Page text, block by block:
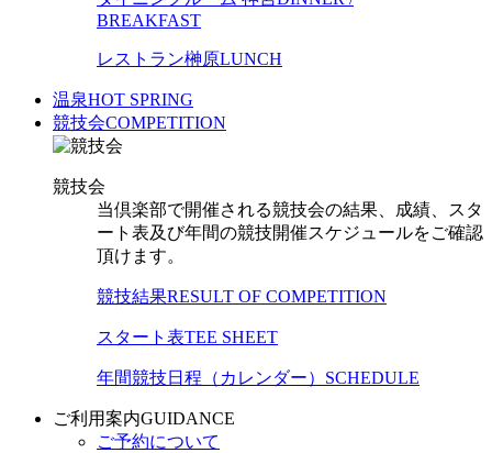
BREAKFAST
レストラン榊原LUNCH
温泉HOT SPRING
競技会COMPETITION
競技会
当倶楽部で開催される競技会の結果、成績、スタ
ート表及び年間の競技開催スケジュールをご確認
頂けます。
競技結果RESULT OF COMPETITION
スタート表TEE SHEET
年間競技日程（カレンダー） SCHEDULE
ご利用案内GUIDANCE
ご予約について